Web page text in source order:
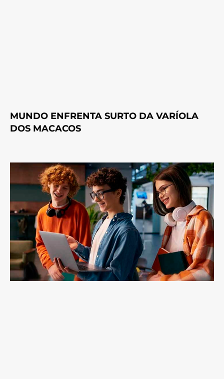
MUNDO ENFRENTA SURTO DA VARÍOLA
DOS MACACOS